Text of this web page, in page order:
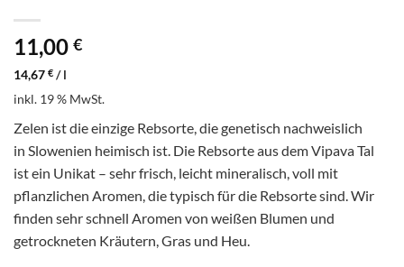
11,00 €
14,67 € /l
inkl. 19 % MwSt.
Zelen istdieeinzige Rebsorte,diegenetisch nachweislich
in Slowenien heimisch ist. Die Rebsorte aus dem Vipava Tal
ist ein Unikat – sehr frisch, leicht mineralisch, voll mit
pflanzlichen Aromen, die typisch für die Rebsorte sind. Wir
finden sehr schnell Aromen von weißen Blumen und
getrockneten Kräutern, Gras und Heu.